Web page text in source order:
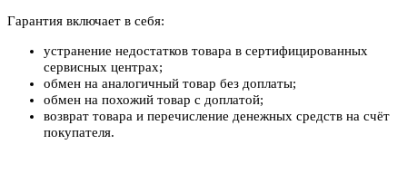
Гарантия включает в себя:
устранение недостатков товара в сертифицированных
сервисных центрах;
обмен на аналогичный товар без доплаты;
обмен на похожий товар с доплатой;
возврат товара и перечисление денежных средств на счёт
покупателя.